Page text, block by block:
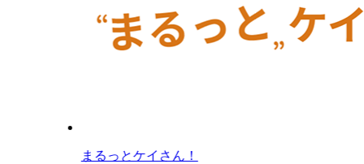
まるっとケイさん！